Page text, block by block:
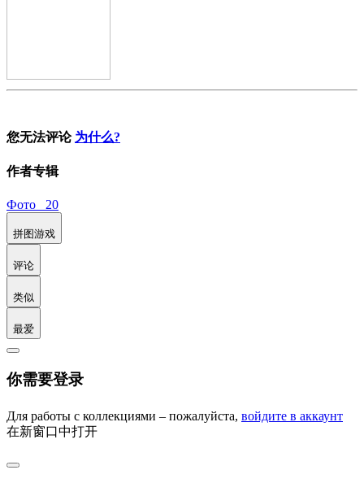
您无法评论 为什么?
作者专辑
Фото 20
拼图游戏
评论
类似
最爱
你需要登录
Для работы с коллекциями – пожалуйста, войдите в аккаунт
在新窗口中打开